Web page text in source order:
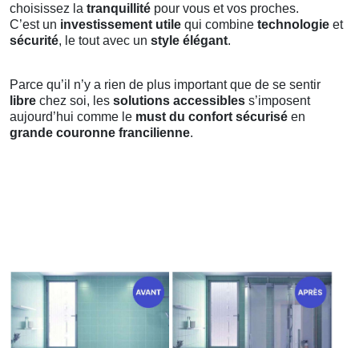
choisissez la tranquillité pour vous et vos proches.
C’est un investissement utile qui combine technologie et
sécurité, le tout avec un style élégant.
Parce qu’il n’y a rien de plus important que de se sentir
libre chez soi, les solutions accessibles s’imposent
aujourd’hui comme le must du confort sécurisé en
grande couronne francilienne.